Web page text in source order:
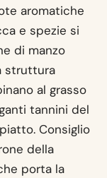
aromatiche
e spezie si
di manzo
struttura
al grasso
tannini del
Consiglio
della
porta la